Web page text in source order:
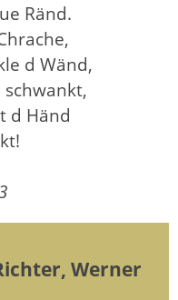
Ränd.
d Wänd,
d Händ
Werner